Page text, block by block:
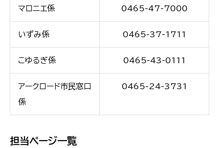
マロニエ係 0465-47-7000
いずみ係 0465-37-1711
こゆるぎ係 0465-43-0111
アークロード市民窓口
係
0465-24-3731
担当ページ一覧